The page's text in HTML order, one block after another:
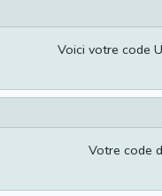
Voici votre code
Votre code